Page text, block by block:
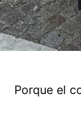
Porque el